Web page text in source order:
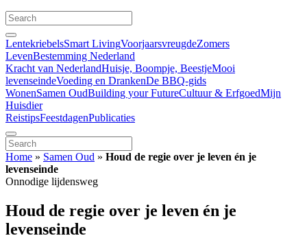
LentekriebelsSmart LivingVoorjaarsvreugdeZomers
LevenBestemming Nederland
Kracht van NederlandHuisje, Boompje, BeestjeMooi
levenseindeVoeding en DrankenDe BBQ-gids
WonenSamen OudBuilding your FutureCultuur & ErfgoedMijn
Huisdier
ReistipsFeestdagenPublicaties
Home » Samen Oud » Houd de regie over je leven én je
levenseinde
Onnodige lijdensweg
Houd de regie over je leven én je
levenseinde